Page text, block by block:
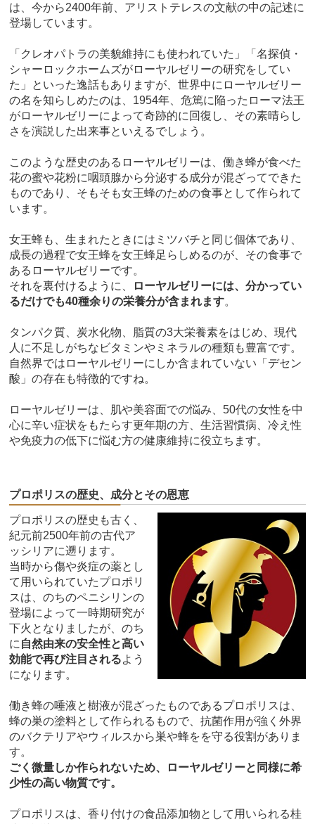
は、今から2400年前、アリストテレスの文献の中の記述に
登場しています。
「クレオパトラの美貌維持にも使われていた」「名探偵・
シャーロックホームズがローヤルゼリーの研究をしてい
た」といった逸話もありますが、世界中にローヤルゼリー
の名を知らしめたのは、1954年、危篤に陥ったローマ法王
がローヤルゼリーによって奇跡的に回復し、その素晴らし
さを演説した出来事といえるでしょう。
このような歴史のあるローヤルゼリーは、働き蜂が食べた
花の蜜や花粉に咽頭腺から分泌する成分が混ざってできた
ものであり、そもそも女王蜂のための食事として作られて
います。
女王蜂も、生まれたときにはミツバチと同じ個体であり、
成長の過程で女王蜂を女王蜂足らしめるのが、その食事で
あるローヤルゼリーです。
それを裏付けるように、
ローヤルゼリーには、分かってい
るだけでも40種余りの栄養分が含まれます。
タンパク質、炭水化物、脂質の3大栄養素をはじめ、現代
人に不足しがちなビタミンやミネラルの種類も豊富です。
自然界ではローヤルゼリーにしか含まれていない「デセン
酸」の存在も特徴的ですね。
ローヤルゼリーは、肌や美容面での悩み、50代の女性を中
心に辛い症状をもたらす更年期の方、生活習慣病、冷え性
や免疫力の低下に悩む方の健康維持に役立ちます。
プロポリスの歴史、成分とその恩恵
プロポリスの歴史も古く、
紀元前2500年前の古代ア
ッシリアに遡ります。
当時から傷や炎症の薬とし
て用いられていたプロポリ
スは、のちのペニシリンの
登場によって一時期研究が
下火となりましたが、のち
に 自然由来の安全性と高い
効能で再び注目されるよう
になります。
働き蜂の唾液と樹液が混ざったものであるプロポリスは、
蜂の巣の塗料として作られるもので、抗菌作用が強く外界
のバクテリアやウィルスから巣や蜂をを守る役割がありま
す。
ごく微量しか作られないため、ローヤルゼリーと同様に希
少性の高い物質です。
プロポリスは、香り付けの食品添加物として用いられる桂